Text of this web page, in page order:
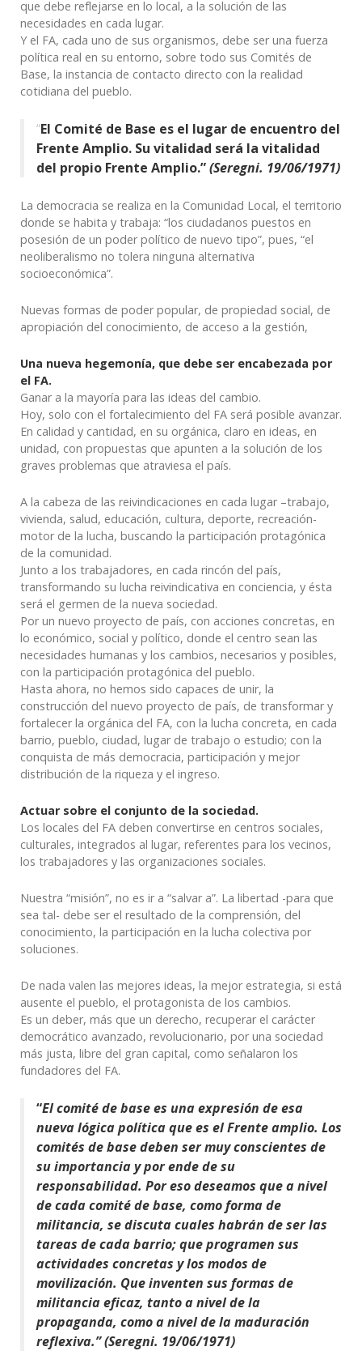
que debe reflejarse en lo local, a la solución de las
necesidades en cada lugar.
Y el FA, cada uno de sus organismos, debe ser una fuerza
política real en su entorno, sobre todo sus Comités de
Base, la instancia de contacto directo con la realidad
cotidiana del pueblo.
“El Comité de Base es el lugar de encuentro del
Frente Amplio. Su vitalidad será la vitalidad
del propio Frente Amplio.”(Seregni. 19/06/1971)
La democracia se realiza en la Comunidad Local, el territorio
donde se habita y trabaja: “los ciudadanos puestos en
posesión de un poder político de nuevo tipo”, pues, “el
neoliberalismo no tolera ninguna alternativa
socioeconómica”.
Nuevas formas de poder popular, de propiedad social, de
apropiación del conocimiento, de acceso a la gestión,
Una nueva hegemonía, que debe ser encabezada por
el FA.
Ganar a la mayoría para las ideas del cambio.
Hoy, solo con el fortalecimiento del FA será posible avanzar.
En calidad y cantidad, en su orgánica, claro en ideas, en
unidad, con propuestas que apunten a la solución de los
graves problemas que atraviesa el país.
A la cabeza de las reivindicaciones en cada lugar –trabajo,
vivienda, salud, educación, cultura, deporte, recreación-
motor de la lucha, buscando la participación protagónica
de la comunidad.
Junto a los trabajadores, en cada rincón del país,
transformando su lucha reivindicativa en conciencia, y ésta
será el germen de la nueva sociedad.
Por un nuevo proyecto de país, con acciones concretas, en
lo económico, social y político, donde el centro sean las
necesidades humanas y los cambios, necesarios y posibles,
con la participación protagónica del pueblo.
Hasta ahora, no hemos sido capaces de unir, la
construcción del nuevo proyecto de país, de transformar y
fortalecer la orgánica del FA, con la lucha concreta, en cada
barrio, pueblo, ciudad, lugar de trabajo o estudio; con la
conquista de más democracia, participación y mejor
distribución de la riqueza y el ingreso.
Actuar sobre el conjunto de la sociedad.
Los locales del FA deben convertirse en centros sociales,
culturales, integrados al lugar, referentes para los vecinos,
los trabajadores y las organizaciones sociales.
Nuestra “misión”, no es ir a “salvar a”. La libertad -para que
sea tal- debe ser el resultado de la comprensión, del
conocimiento, la participación en la lucha colectiva por
soluciones.
De nada valen las mejores ideas, la mejor estrategia, si está
ausente el pueblo, el protagonista de los cambios.
Es un deber, más que un derecho, recuperar el carácter
democrático avanzado, revolucionario, por una sociedad
más justa, libre del gran capital, como señalaron los
fundadores del FA.
“El comité de base es una expresión de esa
nueva lógica políticaque es el Frente amplio. Los
comités de base deben ser muy conscientes de
su importancia y por ende de su
responsabilidad. Por eso deseamos que a nivel
de cada comité de base, como forma de
militancia, se discuta cuales habrán de ser las
tareas de cada barrio; que programen sus
actividades concretas y los modos de
movilización. Que inventen sus formas de
militancia eficaz, tanto a nivel de la
propaganda, como a nivel de la maduración
reflexiva.” (Seregni. 19/06/1971)